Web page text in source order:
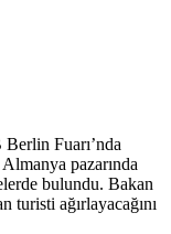
Fuarı’nda
pazarında
bulundu. Bakan
ağırlayacağını